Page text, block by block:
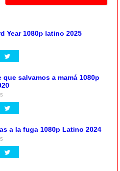
Year 1080p latino 2025
que salvamos a mamá 1080p
a la fuga 1080p Latino 2024